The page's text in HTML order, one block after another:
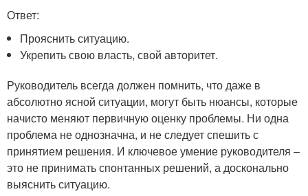
Ответ:
Прояснить ситуацию.
Укрепить свою власть, свой авторитет.
Руководитель всегда должен помнить, что даже в
абсолютно ясной ситуации, могут быть нюансы, которые
начисто меняют первичную оценку проблемы. Ни одна
проблема не однозначна, и не следует спешить с
принятием решения. И ключевое умение руководителя –
это не принимать спонтанных решений, а досконально
выяснить ситуацию.